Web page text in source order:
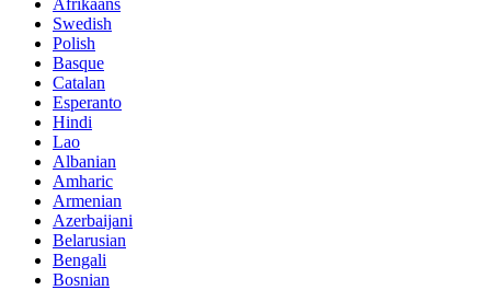
Afrikaans
Swedish
Polish
Basque
Catalan
Esperanto
Hindi
Lao
Albanian
Amharic
Armenian
Azerbaijani
Belarusian
Bengali
Bosnian